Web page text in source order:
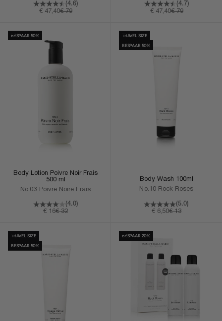
(4.6)
Aanbiedingsprijs
€ 47,40Normale prijs
€ 79
(4.7)
Aanbiedingsprijs
€ 47,40Normale prijs
€ 79
BESPAAR 50%
In Winkelmand
Body Lotion Poivre Noir Frais
500 ml
No.03 Poivre Noire Frais
(4.0)
Aanbiedingsprijs
€ 16Normale prijs
€ 32
TRAVEL SIZE
BESPAAR 50%
In Winkelmand
Body Wash 100ml
No.10 Rock Roses
(5.0)
Aanbiedingsprijs
€ 6,50Normale prijs
€ 13
TRAVEL SIZE
BESPAAR 50%
In Winkelmand BESPAAR 20%
In Winkelmand